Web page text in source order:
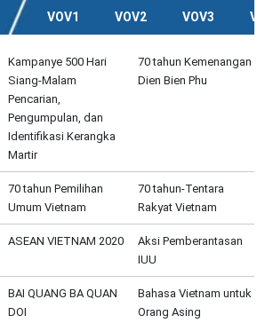
VOV1 VOV2 VOV3
Kampanye 500 Hari
Siang-Malam
Pencarian,
Pengumpulan, dan
Identifikasi Kerangka
Martir
70 tahun Kemenangan
Dien Bien Phu
70 tahun Pemilihan
Umum Vietnam
70 tahun-Tentara
Rakyat Vietnam
ASEAN VIETNAM 2020
Aksi Pemberantasan
IUU
BAI QUANG BA QUAN
DOI
Bahasa Vietnam untuk
Orang Asing